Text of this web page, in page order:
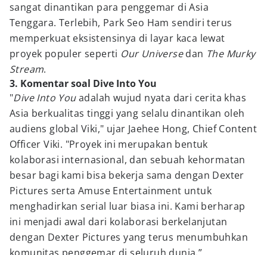
sangat dinantikan para penggemar di Asia
Tenggara. Terlebih, Park Seo Ham sendiri terus
memperkuat eksistensinya di layar kaca lewat
proyek populer seperti Our Universedan The Murky
Stream.
3. Komentar soal Dive Into You
"Dive Into Youadalah wujud nyata dari cerita khas
Asia berkualitas tinggi yang selalu dinantikan oleh
audiens global Viki," ujar Jaehee Hong, Chief Content
Officer Viki. "Proyek ini merupakan bentuk
kolaborasi internasional, dan sebuah kehormatan
besar bagi kami bisa bekerja sama dengan Dexter
Pictures serta Amuse Entertainment untuk
menghadirkan serial luar biasa ini. Kami berharap
ini menjadi awal dari kolaborasi berkelanjutan
dengan Dexter Pictures yang terus menumbuhkan